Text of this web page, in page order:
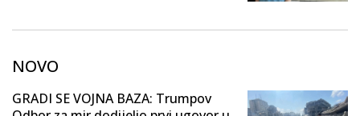
NOVO
GRADI SE VOJNA BAZA: Trumpov